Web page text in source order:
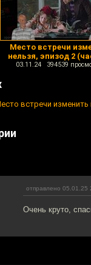
Место встречи
нельзя, эпизод 2
03.11.24 394539
встречи изменить
отправлено 05.01.25
Очень круто,